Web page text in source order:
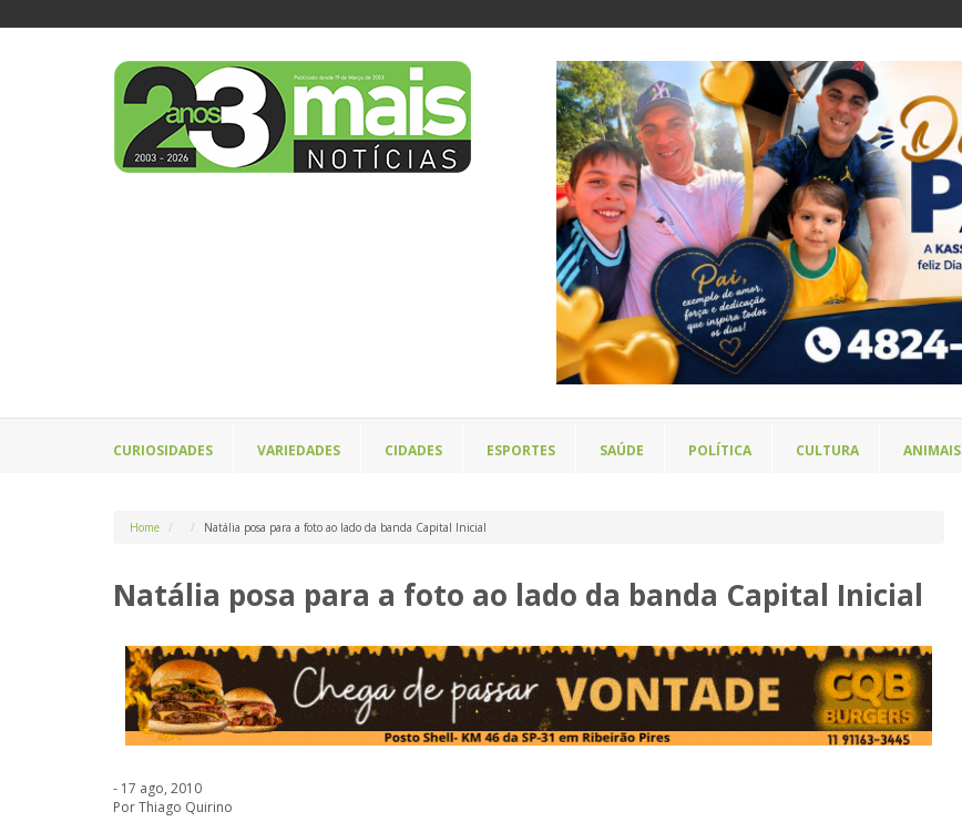
CURIOSIDADES VARIEDADES CIDADES ESPORTES SAÚDE POLÍTICA CULTURA ANIMAIS
Home Natália posa para a foto ao lado da banda Capital Inicial
Natália posa para a foto ao lado da banda Capital Inicial
- 17 ago, 2010
Por Thiago Quirino